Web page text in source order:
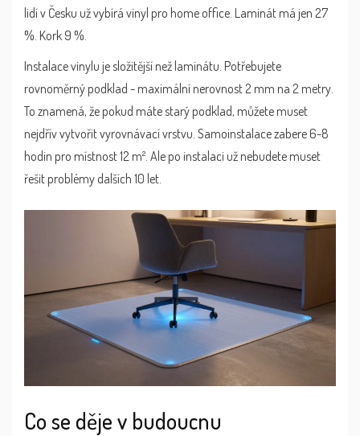
lidí v Česku už vybírá vinyl pro home office. Laminát má jen 27
%. Kork 9 %.
Instalace vinylu je složitější než laminátu. Potřebujete
rovnoměrný podklad - maximální nerovnost 2 mm na 2 metry.
To znamená, že pokud máte starý podklad, můžete muset
nejdřív vytvořit vyrovnávací vrstvu. Samoinstalace zabere 6-8
hodin pro místnost 12 m². Ale po instalaci už nebudete muset
řešit problémy dalších 10 let.
Co se děje v budoucnu